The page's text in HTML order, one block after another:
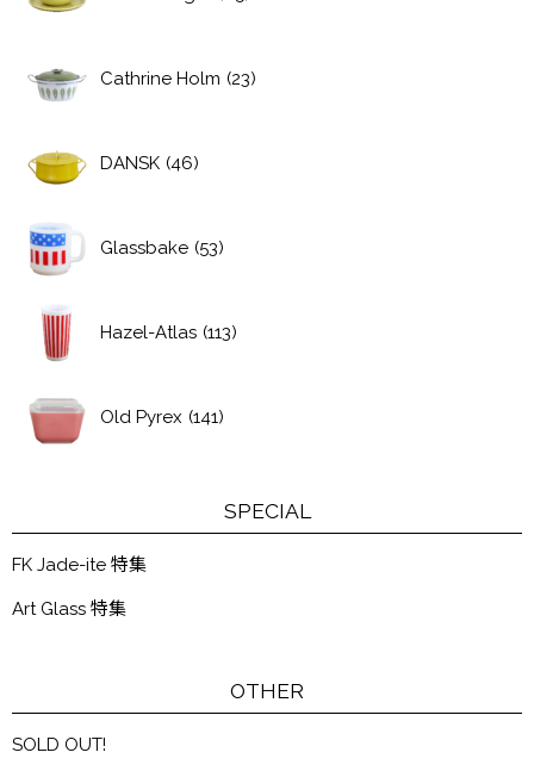
Cathrine Holm (23)
DANSK (46)
Glassbake (53)
Hazel-Atlas (113)
Old Pyrex (141)
SPECIAL
FK Jade-ite 特集
Art Glass 特集
OTHER
SOLD OUT!